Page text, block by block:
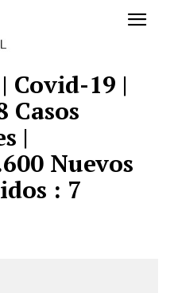
Covid-19 |
Casos
|
Nuevos
: 7